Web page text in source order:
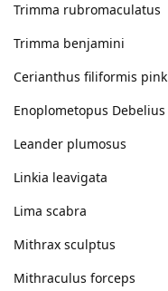
Trimma rubromaculatus
Trimma benjamini
Cerianthus filiformis pink
Enoplometopus Debelius
Leander plumosus
Linkia leavigata
Lima scabra
Mithrax sculptus
Mithraculus forceps